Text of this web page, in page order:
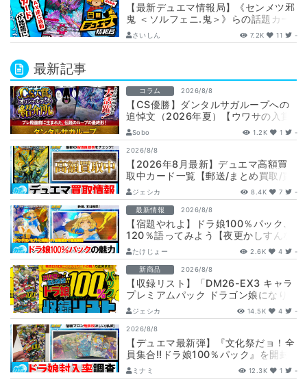
【最新デュエマ情報局】《センメツ邪
鬼 ＜ソルフェニ.鬼＞》らの話題カー
ドをピックアップ【先週の最新情報＆
話題カ…
さいしん 7.2K 11 -
最新記事
コラム 2026/8/8
【CS優勝】ダンタルサガループへの
追悼文（2026年夏）【ウワサの入賞
オリジナルデッキ紹介所 – …
Sobo 1.2K 1 -
2026/8/8
【2026年8月最新】デュエマ高額買
取中カード一覧【郵送/まとめ買取/買
取表/相場/金トレジャー】
ジェシカ 8.4K 7 -
最新情報 2026/8/8
【宿題やれよ】ドラ娘100％パック、
120％語ってみよう【夜更かしすんな
よ】
たけじょー 2.6K 4 -
新商品 2026/8/8
【収録リスト】「DM26-EX3 キャラ
プレミアムパック ドラゴン娘になり
たくないっ！ 文化祭だョ！全員集
合!…
ジェシカ 14.5K 4 -
2026/8/8
【デュエマ最新弾】『文化祭だョ！全
員集合!!ドラ娘100％パック』を開封
して封入率調査！【25周年/ドラゴン
娘…
ミナミ 12.3K 1 -